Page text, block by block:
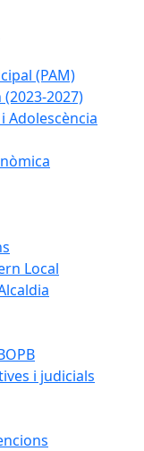
(PAM)
2027)
Adolescència
Local
i judicials